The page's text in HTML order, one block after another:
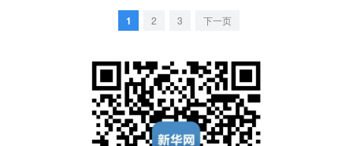
1 2 3 下一页